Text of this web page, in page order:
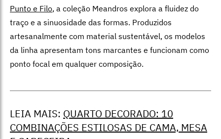
Punto e Filo, a coleção Meandros explora a fluidez do
traço e a sinuosidade das formas. Produzidos
artesanalmente com material sustentável, os modelos
da linha apresentam tons marcantes e funcionam como
ponto focal em qualquer composição.
LEIA MAIS: QUARTO DECORADO: 10
COMBINAÇÕES ESTILOSAS DE CAMA, MESA